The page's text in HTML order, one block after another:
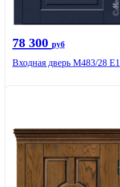
78 300 руб
Входная дверь М483/28 Е1